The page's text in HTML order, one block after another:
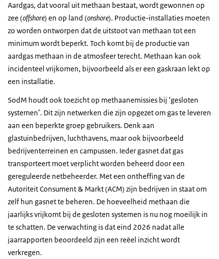
Aardgas, dat vooral uit methaan bestaat, wordt gewonnen op
zee (offshore) en op land (onshore). Productie-installaties moeten
zo worden ontworpen dat de uitstoot van methaan tot een
minimum wordt beperkt. Toch komt bij de productie van
aardgas methaan in de atmosfeer terecht. Methaan kan ook
incidenteel vrijkomen, bijvoorbeeld als er een gaskraan lekt op
een installatie.
SodM houdt ook toezicht op methaanemissies bij ‘gesloten
systemen’. Dit zijn netwerken die zijn opgezet om gas te leveren
aan een beperkte groep gebruikers. Denk aan
glastuinbedrijven, luchthavens, maar ook bijvoorbeeld
bedrijventerreinen en campussen. Ieder gasnet dat gas
transporteert moet verplicht worden beheerd door een
gereguleerde netbeheerder. Met een ontheffing van de
Autoriteit Consument & Markt (ACM) zijn bedrijven in staat om
zelf hun gasnet te beheren. De hoeveelheid methaan die
jaarlijks vrijkomt bij de gesloten systemen is nu nog moeilijk in
te schatten. De verwachting is dat eind 2026 nadat alle
jaarrapporten beoordeeld zijn een reëel inzicht wordt
verkregen.